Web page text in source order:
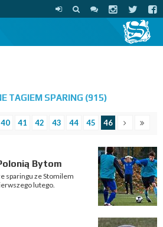
TAGIEM SPARING (915)
40 41 42 43 44 45 46
Bytom
sparingu ze Stomilem
lutego.